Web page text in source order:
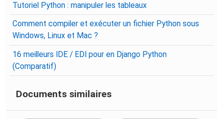
Tutoriel Python : manipuler les tableaux
Comment compiler et exécuter un fichier Python sous
Windows, Linux et Mac ?
16 meilleurs IDE / EDI pour en Django Python
(Comparatif)
Documents similaires